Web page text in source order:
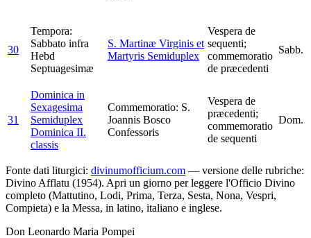
30
Tempora:
Sabbato infra
Hebd
Septuagesimæ
S. Martinæ Virginis et
Martyris Semiduplex
Vespera de
sequenti;
commemoratio
de præcedenti
Sabb.
31
Dominica in
Sexagesima
Semiduplex
Dominica II.
classis
Commemoratio: S.
Joannis Bosco
Confessoris
Vespera de
præcedenti;
commemoratio
de sequenti
Dom.
Fonte dati liturgici: divinumofficium.com — versione delle rubriche:
Divino Afflatu (1954). Apri un giorno per leggere l'Officio Divino
completo (Mattutino, Lodi, Prima, Terza, Sesta, Nona, Vespri,
Compieta) e la Messa, in latino, italiano e inglese.
Don Leonardo Maria Pompei